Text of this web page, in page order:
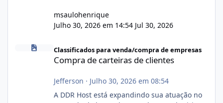
msaulohenrique
Julho 30, 2026 em 14:54 Jul 30, 2026
Classificados para venda/compra de empresas
Compra de carteiras de clientes
Jefferson · Julho 30, 2026 em 08:54
A DDR Host está expandindo sua atuação no